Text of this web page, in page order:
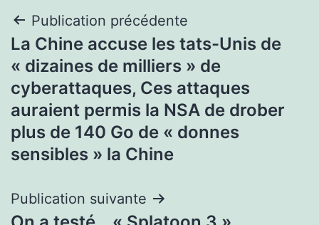
Navigation
de
l’article
Publication précédente
La Chine accuse les tats-Unis de
« dizaines de milliers » de
cyberattaques, Ces attaques
auraient permis la NSA de drober
plus de 140 Go de « donnes
sensibles » la Chine
Publication suivante